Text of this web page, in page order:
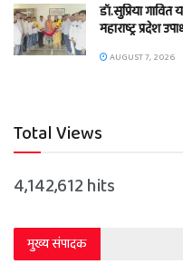
डॉ.सुप्रिया
महाराष्ट्र प्रदेश
AUGUST 7, 2026
Total Views
4,142,612 hits
मुख्य संपादक